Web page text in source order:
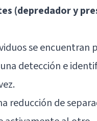
(depredador y
se
detección e
reducción de